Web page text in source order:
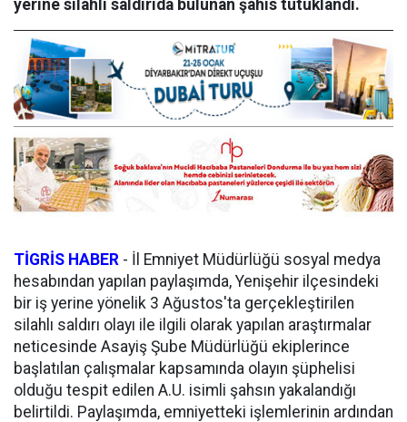
yerine silahlı saldırıda bulunan şahıs tutuklandı.
TİGRİS HABER - İl Emniyet Müdürlüğü sosyal medya
hesabından yapılan paylaşımda, Yenişehir ilçesindeki
bir iş yerine yönelik 3 Ağustos'ta gerçekleştirilen
silahlı saldırı olayı ile ilgili olarak yapılan araştırmalar
neticesinde Asayiş Şube Müdürlüğü ekiplerince
başlatılan çalışmalar kapsamında olayın şüphelisi
olduğu tespit edilen A.U. isimli şahsın yakalandığı
belirtildi. Paylaşımda, emniyetteki işlemlerinin ardından